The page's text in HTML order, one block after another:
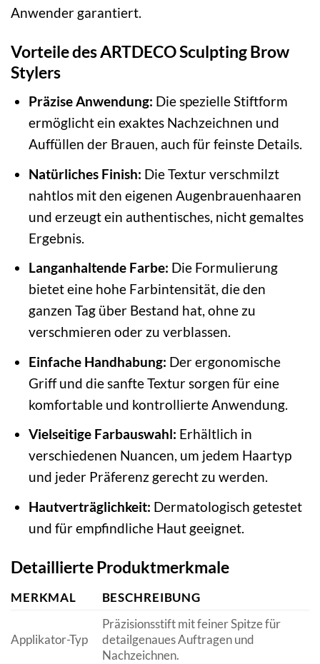
Anwender garantiert.
Vorteile des ARTDECO Sculpting Brow
Stylers
Präzise Anwendung: Die spezielle Stiftform
ermöglicht ein exaktes Nachzeichnen und
Auffüllen der Brauen, auch für feinste Details.
Natürliches Finish: Die Textur verschmilzt
nahtlos mit den eigenen Augenbrauenhaaren
und erzeugt ein authentisches, nicht gemaltes
Ergebnis.
Langanhaltende Farbe: Die Formulierung
bietet eine hohe Farbintensität, die den
ganzen Tag über Bestand hat, ohne zu
verschmieren oder zu verblassen.
Einfache Handhabung: Der ergonomische
Griff und die sanfte Textur sorgen für eine
komfortable und kontrollierte Anwendung.
Vielseitige Farbauswahl: Erhältlich in
verschiedenen Nuancen, um jedem Haartyp
und jeder Präferenz gerecht zu werden.
Hautverträglichkeit: Dermatologisch getestet
und für empfindliche Haut geeignet.
Detaillierte Produktmerkmale
MERKMAL BESCHREIBUNG
Applikator-Typ
Präzisionsstift mit feiner Spitze für
detailgenaues Auftragen und
Nachzeichnen.